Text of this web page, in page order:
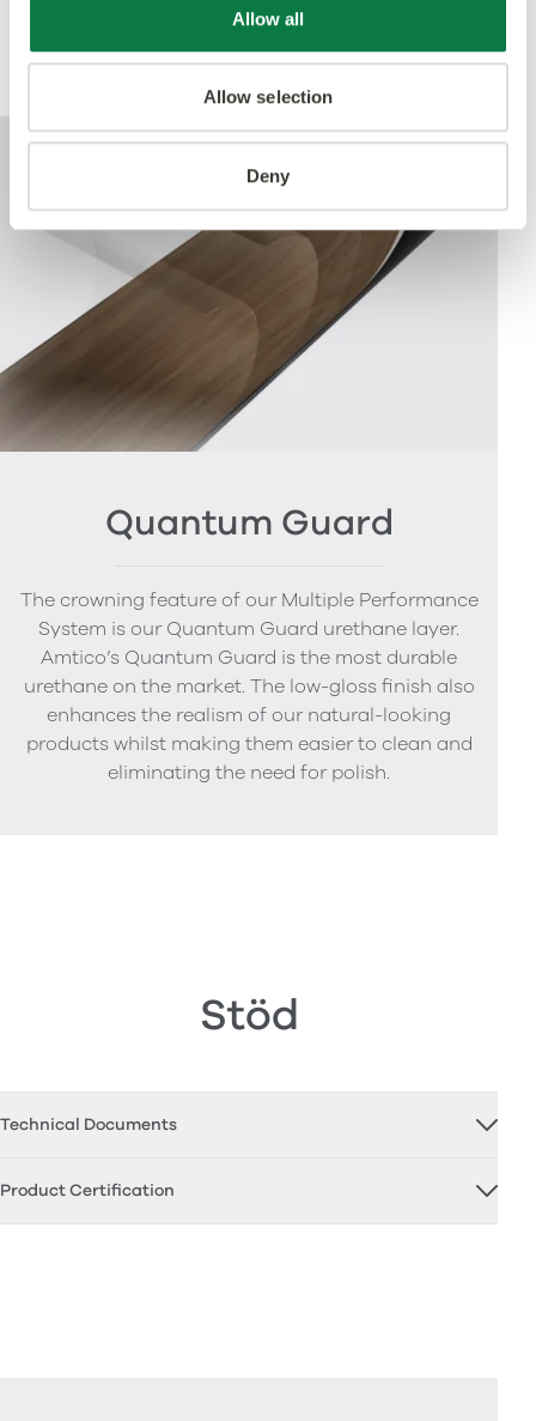
Allow all
Allow selection
Deny
Produktprestanda
Quantum Guard
The crowning feature of our Multiple Performance
System is our Quantum Guard urethane layer.
Amtico’s Quantum Guard is the most durable
urethane on the market. The low-gloss finish also
enhances the realism of our natural-looking
products whilst making them easier to clean and
eliminating the need for polish.
Stöd
Technical Documents
Product Certification